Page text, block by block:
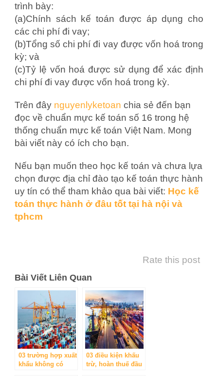
trình bày:
(a)Chính sách kế toán được áp dụng cho
các chi phí đi vay;
(b)Tổng số chi phí đi vay được vốn hoá trong
kỳ; và
(c)Tỷ lệ vốn hoá được sử dụng để xác định
chi phí đi vay được vốn hoá trong kỳ.
Trên đây nguyenlyketoan chia sẻ đến bạn
đọc về chuẩn mực kế toán số 16 trong hệ
thống chuẩn mực kế toán Việt Nam. Mong
bài viết này có ích cho bạn.
Nếu bạn muốn theo học kế toán và chưa lựa
chọn được địa chỉ đào tạo kế toán thực hành
uy tín có thể tham khảo qua bài viết: Học kế
toán thực hành ở đâu tốt tại hà nội và
tphcm
Rate this post
Bài Viết Liên Quan
03 trường hợp xuất
khẩu không có
03 điều kiện khấu
trừ, hoàn thuế đầu